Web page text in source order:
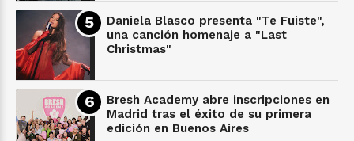
Daniela Blasco presenta "Te Fuiste",
una canción homenaje a "Last
Christmas"
Bresh Academy abre inscripciones en
Madrid tras el éxito de su primera
edición en Buenos Aires